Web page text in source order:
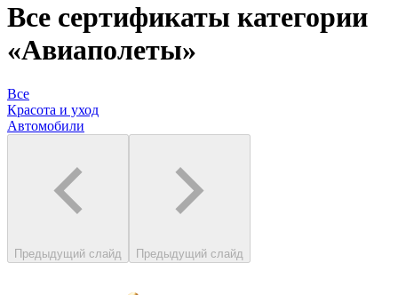
Все сертификаты категории
«Авиаполеты»
Все
Красота и уход
Автомобили
Предыдущий слайд Предыдущий слайд